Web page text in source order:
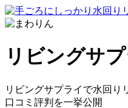
リビングサ
リビングサプライで水回り
口コミ評判を一挙公開